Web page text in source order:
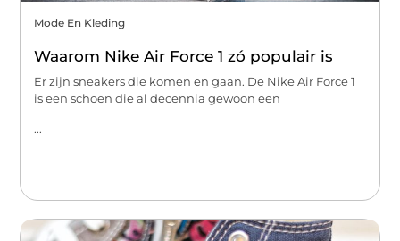
Mode En Kleding
Waarom Nike Air Force 1 zó populair is
Er zijn sneakers die komen en gaan. De Nike Air Force 1
is een schoen die al decennia gewoon een
...